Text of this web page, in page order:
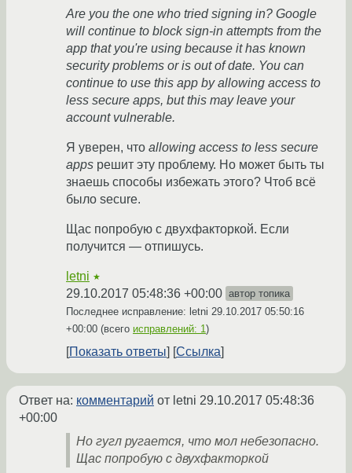
Are you the one who tried signing in? Google
will continue to block sign-in attempts from the
app that you're using because it has known
security problems or is out of date. You can
continue to use this app by allowing access to
less secure apps, but this may leave your
account vulnerable.
Я уверен, что allowing access to less secure
apps решит эту проблему. Но может быть ты
знаешь способы избежать этого? Чтоб всё
было secure.
Щас попробую с двухфакторкой. Если
получится — отпишусь.
letni ★
29.10.2017 05:48:36 +00:00 автор топика
Последнее исправление: letni 29.10.2017 05:50:16
+00:00 (всего исправлений: 1)
Показать ответы Ссылка
Ответ на: комментарий от letni 29.10.2017 05:48:36
+00:00
Но гугл ругается, что мол небезопасно.
Щас попробую с двухфакторкой